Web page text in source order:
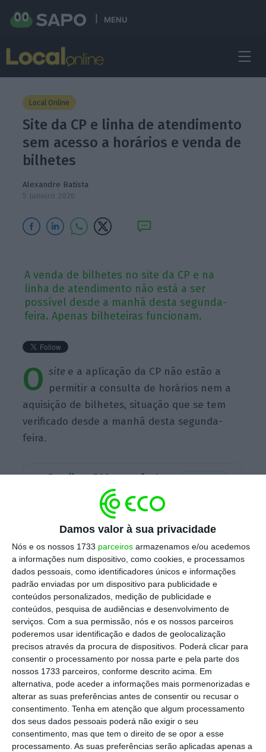
Damos valor à sua privacidade
Nós e os nossos 1733 parceiros armazenamos e/ou acedemos
a informações num dispositivo, como cookies, e processamos
dados pessoais, como identificadores únicos e informações
padrão enviadas por um dispositivo para publicidade e
conteúdos personalizados, medição de publicidade e
conteúdos, pesquisa de audiências e desenvolvimento de
serviços. Com a sua permissão, nós e os nossos parceiros
poderemos usar identificação e dados de geolocalização
precisos através da procura de dispositivos. Poderá clicar para
consentir o processamento por nossa parte e pela parte dos
nossos 1733 parceiros, conforme descrito acima. Em
alternativa, pode aceder a informações mais pormenorizadas e
alterar as suas preferências antes de consentir ou recusar o
consentimento. Tenha em atenção que algum processamento
dos seus dados pessoais poderá não exigir o seu
consentimento, mas que tem o direito de se opor a esse
processamento. As suas preferências serão aplicadas apenas a
MENU
Local Online
Site da CP e linha de atendimento
sem acesso a horários e venda de
bilhetes
Alexandre Batista
5 Janeiro 2026
A venda de bilhetes no site da CP e na
linha de atendimento não está a ser
possível desde a manhã desta segunda-
feira. Apenas bilheteiras funcionam.
O site e a aplicação da CP não estão a
permitir a consulta de horários nem a
aquisição de bilhetes, situação que se tem
verificado desde a manhã desta segunda-
feira.
Escolha o ECO como fonte
preferida no Google
Numa tentativa de aquisição pela linha de
atendimento (808109110), o ECO/Local Online
foi informado da impossibilidade que os
próprios operadores estão a sentir para
aceder a informação. A solução apontada é a
aquisição direta nas bilheteiras.
Contactada pelo ECO/Local Online, a CP
remete para um aviso entretanto colocado
online, ondeassume “dificuldades técnicas na
pesquisa e compra no site CP e App CP”, sem
indicação de previsão da resolução do
problema.